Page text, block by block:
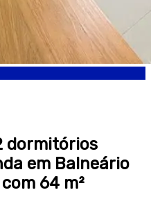
dormitórios
em Balneário
64 m²